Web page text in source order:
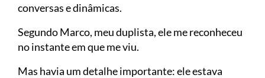
conversas e dinâmicas.
Segundo Marco, meu duplista, ele me reconheceu
no instante em que me viu.
Mas havia um detalhe importante: ele estava